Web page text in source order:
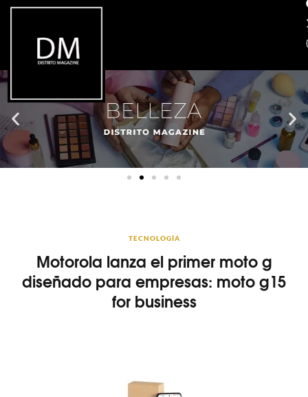
TECNOLOGÍA
Motorola lanza el primer moto g
diseñado para empresas: moto g15
for business